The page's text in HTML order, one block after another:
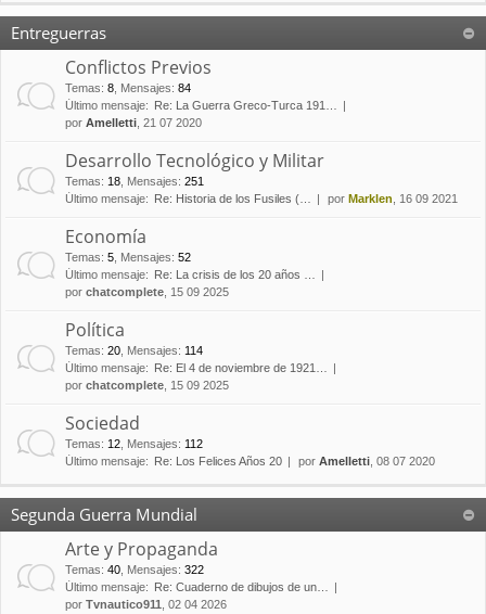
Entreguerras
Conflictos Previos
Temas: 8 Mensajes: 84
Último mensaje:
Re: La Guerra Greco-Turca 191…
por Amelletti , 21 07 2020
Desarrollo Tecnológico y Militar
Temas: 18 Mensajes: 251
Último mensaje:
Re: Historia de los Fusiles (… por Marklen , 16 09 2021
Economía
Temas: 5 Mensajes: 52
Último mensaje:
Re: La crisis de los 20 años …
por chatcomplete , 15 09 2025
Política
Temas: 20 Mensajes: 114
Último mensaje:
Re: El 4 de noviembre de 1921…
por chatcomplete , 15 09 2025
Sociedad
Temas: 12 Mensajes: 112
Último mensaje:
Re: Los Felices Años 20 por Amelletti , 08 07 2020
Segunda Guerra Mundial
Arte y Propaganda
Temas: 40 Mensajes: 322
Último mensaje:
Re: Cuaderno de dibujos de un…
por Tvnautico911 , 02 04 2026